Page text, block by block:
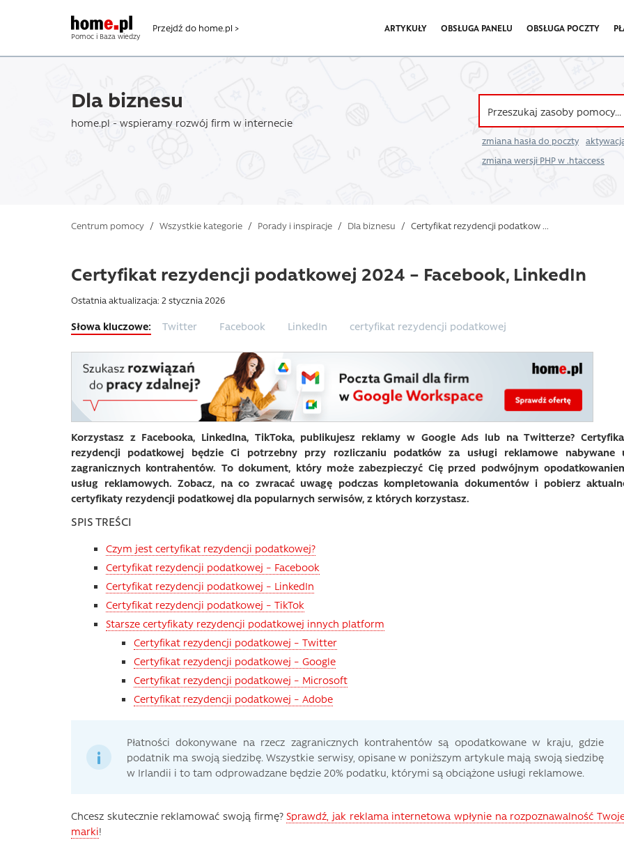
Pomoc i Baza wiedzy
Przejdź do home.pl > ARTYKUŁY OBSŁUGA PANELU OBSŁUGA POCZTY
Dla biznesu
home.pl - wspieramy rozwój firm w internecie
zmiana hasła do poczty
zmiana wersji PHP w .htaccess
Centrum pomocy / Wszystkie kategorie / Porady i inspiracje / Dla biznesu / Certyfikat rezydencji podatkow ...
Certyfikat rezydencji podatkowej 2024 – Facebook, LinkedIn
Ostatnia aktualizacja: 2 stycznia 2026
Twitter Facebook LinkedIn certyfikat rezydencji podatkowej
Korzystasz z Facebooka, LinkedIna, TikToka, publikujesz reklamy w Google Ads lub na Twitterze?
rezydencji podatkowej będzie Ci potrzebny przy rozliczaniu podatków za usługi reklamowe nabywane
zagranicznych kontrahentów. To dokument, który może zabezpieczyć Cię przed podwójnym
usług reklamowych. Zobacz, na co zwracać uwagę podczas kompletowania dokumentów i pobierz
certyfikaty rezydencji podatkowej dla popularnych serwisów, z których korzystasz.
SPIS TREŚCI
Czym jest certyfikat rezydencji podatkowej?
Certyfikat rezydencji podatkowej – Facebook
Certyfikat rezydencji podatkowej – LinkedIn
Certyfikat rezydencji podatkowej – TikTok
Starsze certyfikaty rezydencji podatkowej innych platform
Certyfikat rezydencji podatkowej – Twitter
Certyfikat rezydencji podatkowej – Google
Certyfikat rezydencji podatkowej – Microsoft
Certyfikat rezydencji podatkowej – Adobe
Płatności dokonywane na rzecz zagranicznych kontrahentów są opodatkowane w kraju, gdzie
podatnik ma swoją siedzibę. Wszystkie serwisy, opisane w poniższym artykule mają swoją siedzibę
w Irlandii i to tam odprowadzane będzie 20% podatku, którymi są obciążone usługi reklamowe.
Chcesz skutecznie reklamować swoją firmę?Sprawdź, jak reklama internetowa wpłynie na rozpoznawalność
marki!